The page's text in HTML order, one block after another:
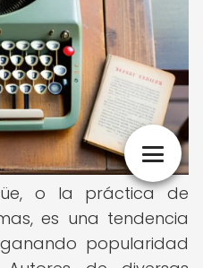
o la práctica de
es una tendencia
popularidad